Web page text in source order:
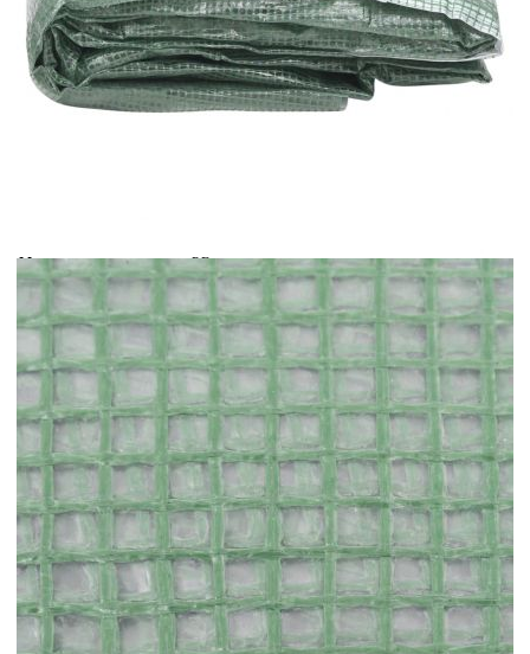
В наличност: 45 бр.
Време за доставка: 5 до 9 дни
Материал:
PE
Размери:
300 x 450 x 200 см (Ш x Д x В)
EAN code:
8720286414279
Размери на вратата:
100x185 см (Ш x В)
Размери на прозореца:
38 x 38 см (Д x Ш)
Купи на изплащане
Credit calculator
Резервно покривало за парник (13,5 м²), 300x450x200
см, зелено
Please select credit institution
Цена на продукта: €106.00
Extraction of information from credit institutions
Предоставената таблица е с информационна цел.
Добавете продукта в количката си с бутона "Добави в
количката" и при поръчка ще можете да изберете броя
вноски на кредита.